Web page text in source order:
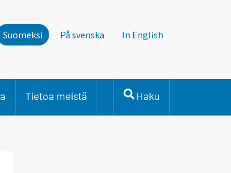
Suomeksi På svenska In English
Tietoa meistä Haku